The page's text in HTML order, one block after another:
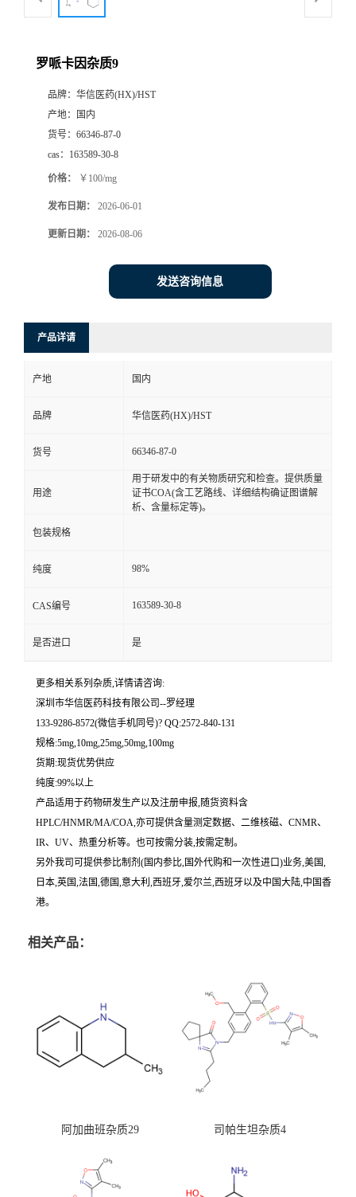
誉
方
罗哌卡因杂质9
品牌： 华信医药(HX)/HST
产地：
国内
货号： 66346-87-0
cas： 163589-30-8
价格： ￥100/mg
发布日期： 2026-06-01
更新日期： 2026-08-06
发送咨询信息
产品详请
产地 国内
品牌 华信医药(HX)/HST
货号 66346-87-0
用途
用于研发中的有关物质研究和检查。提供质量
证书COA(含工艺路线、详细结构确证图谱解
析、含量标定等)。
包装规格
纯度 98%
CAS编号 163589-30-8
是否进口 是
更多相关系列杂质,详情请咨询:
深圳市华信医药科技有限公司--罗经理
133-9286-8572(微信手机同号)? QQ:2572-840-131
规格:5mg,10mg,25mg,50mg,100mg
货期:现货优势供应
纯度:99%以上
产品适用于药物研发生产以及注册申报,随货资料含
HPLC/HNMR/MA/COA,亦可提供含量测定数据、二维核磁、CNMR、
IR、UV、热重分析等。也可按需分装,按需定制。
另外我司可提供参比制剂(国内参比,国外代购和一次性进口)业务,美国,
日本,英国,法国,德国,意大利,西班牙,爱尔兰,西班牙以及中国大陆,中国香
港。
相关产品：
阿加曲班杂质29 司帕生坦杂质4